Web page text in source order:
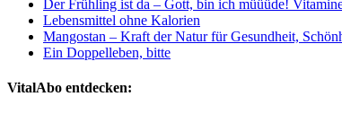
Der Frühling ist da – Gott, bin ich müüüde!
Lebensmittel ohne Kalorien
Mangostan – Kraft der Natur für Gesundheit,
Ein Doppelleben, bitte
VitalAbo entdecken: